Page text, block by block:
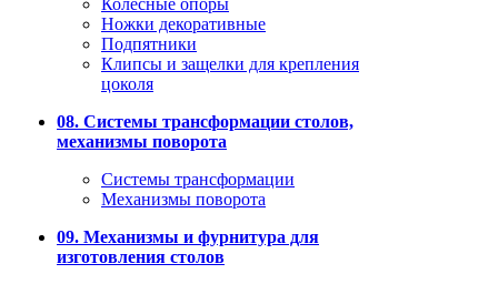
Колесные опоры
Ножки декоративные
Подпятники
Клипсы и защелки для крепления
цоколя
08. Системы трансформации столов,
механизмы поворота
Системы трансформации
Механизмы поворота
09. Механизмы и фурнитура для
изготовления столов